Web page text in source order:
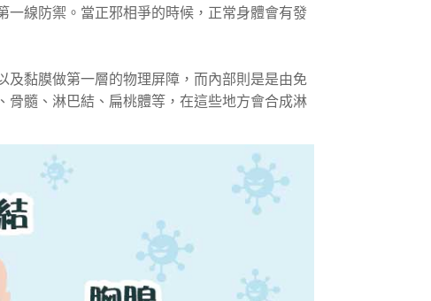
一線防禦。當正邪相爭的時候，正常身體會有發
及黏膜做第一層的物理屏障，而內部則是是由免
骨髓、淋巴結、扁桃體等，在這些地方會合成淋